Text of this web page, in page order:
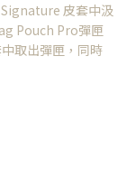
皮套中汲
Pouch Pro彈匣
取出彈匣，同時